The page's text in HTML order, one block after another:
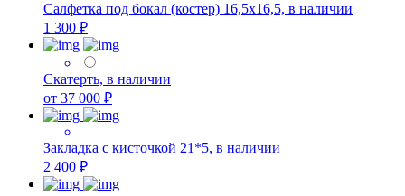
Салфетка под бокал (костер) 16,5х16,5, в наличии
1 300 ₽
Скатерть, в наличии
от 37 000 ₽
Закладка с кисточкой 21*5, в наличии
2 400 ₽